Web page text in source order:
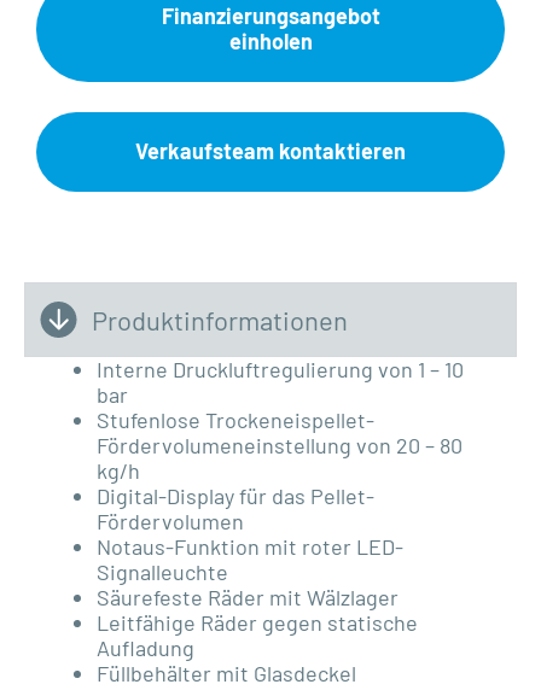
Finanzierungsangebot
einholen
Verkaufsteam kontaktieren
Produktinformationen
Interne Druckluftregulierung von 1 – 10
bar
Stufenlose Trockeneispellet-
Fördervolumeneinstellung von 20 – 80
kg/h
Digital-Display für das Pellet-
Fördervolumen
Notaus-Funktion mit roter LED-
Signalleuchte
Säurefeste Räder mit Wälzlager
Leitfähige Räder gegen statische
Aufladung
Füllbehälter mit Glasdeckel